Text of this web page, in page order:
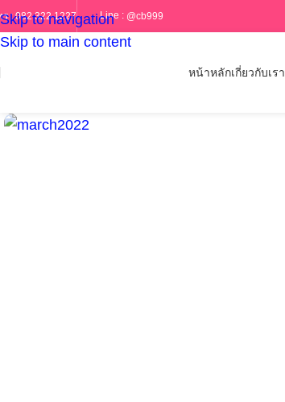
Skip to navigation
Skip to main content
ร : 082 322 1227 Line : @cb999
หน้าหลักเกี่ยวกับเรา